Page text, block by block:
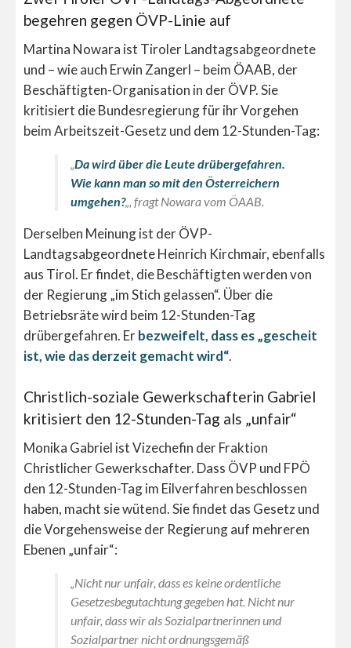
begehren gegen ÖVP-Linie auf
Martina Nowara ist Tiroler Landtagsabgeordnete
und – wie auch Erwin Zangerl – beim ÖAAB, der
Beschäftigten-Organisation in der ÖVP. Sie
kritisiert die Bundesregierung für ihr Vorgehen
beim Arbeitszeit-Gesetz und dem 12-Stunden-Tag:
Da wird über die Leute drübergefahren.
Wie kann man so mit den Österreichern
umgehen?„, fragt Nowara vom ÖAAB.
Derselben Meinung ist der ÖVP-
Landtagsabgeordnete Heinrich Kirchmair, ebenfalls
aus Tirol. Er findet, die Beschäftigten werden von
der Regierung „im Stich gelassen“. Über die
Betriebsräte wird beim 12-Stunden-Tag
drübergefahren. Erbezweifelt, dass es „gescheit
ist, wie das derzeit gemacht wird“.
Christlich-soziale Gewerkschafterin Gabriel
kritisiert den 12-Stunden-Tag als „unfair“
Monika Gabriel ist Vizechefin der Fraktion
Christlicher Gewerkschafter. Dass ÖVP und FPÖ
den 12-Stunden-Tag im Eilverfahren beschlossen
haben, macht sie wütend. Sie findet das Gesetz und
die Vorgehensweise der Regierung auf mehreren
Ebenen „unfair“:
„Nicht nur unfair, dass es keine ordentliche
Gesetzesbegutachtung gegeben hat. Nicht nur
unfair, dass wir als Sozialpartnerinnen und
Sozialpartner nicht ordnungsgemäß